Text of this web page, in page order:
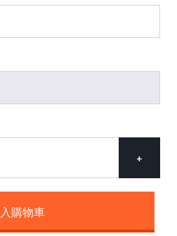
+
購物車